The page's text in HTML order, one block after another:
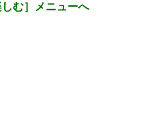
しむ］メニューへ